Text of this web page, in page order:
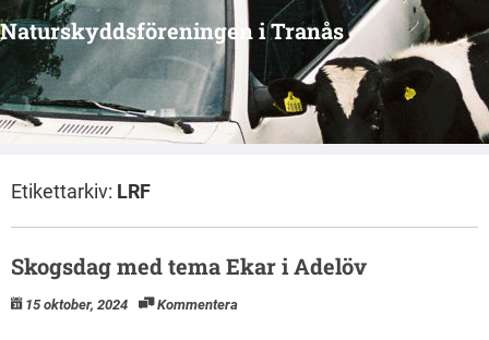
Arkiv
Projekt
Naturskyddsföreningen i Tranås
Etikettarkiv: LRF
Skogsdag med tema Ekar i Adelöv
15 oktober, 2024 Kommentera